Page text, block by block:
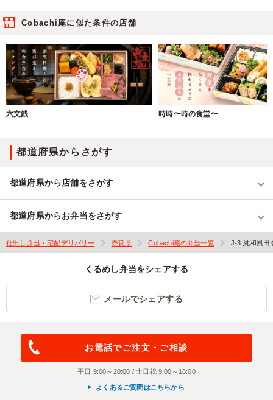
Cobachi庵に似た条件の店舗
六文銭 時時〜時の食堂〜
都道府県からさがす
都道府県から店舗をさがす
都道府県からお弁当をさがす
仕出し弁当・宅配デリバリー 奈良県 Cobachi庵の弁当一覧 J-3 純和風田
くるめし弁当をシェアする
メールでシェアする
お電話でご注文・ご相談
平日 9:00～20:00 / 土日祝 9:00～18:00
よくあるご質問はこちらから